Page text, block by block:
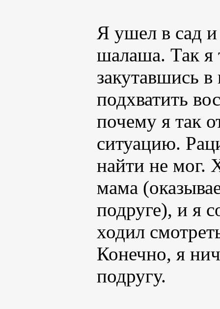
Я ушел в сад и
шалаша. Так я
закутавшись
подхватить
почему я так
ситуацию.
найти не мог.
мама
подруге), и я
ходил
Конечно, я
подругу.